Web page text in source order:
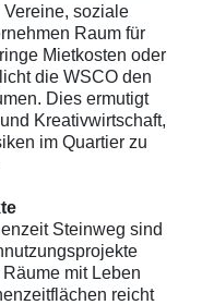
soziale
Raum für
Mietkosten oder
die WSCO den
Dies ermutigt
Kreativwirtschaft,
im Quartier zu
Steinweg sind
mit Leben
reicht